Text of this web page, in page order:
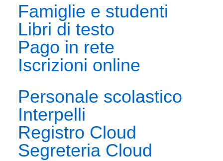
Famiglie e studenti
Libri di testo
Pago in rete
Iscrizioni online
Personale scolastico
Interpelli
Registro Cloud
Segreteria Cloud